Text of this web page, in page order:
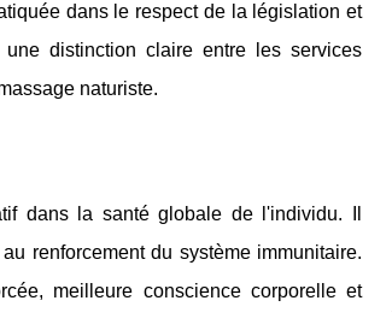
dans le respect de la législation et
distinction claire entre les services
naturiste.
dans la santé globale de l'individu. Il
renforcement du système immunitaire.
meilleure conscience corporelle et